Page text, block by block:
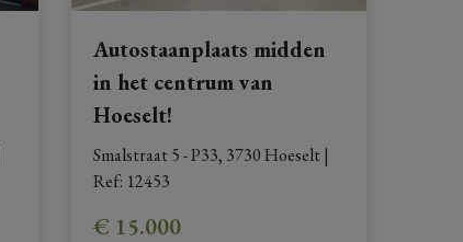
Autostaanplaats midden
in het centrum van
Hoeselt!
Smalstraat 5 - P33, 3730 Hoeselt|
Ref: 12453
€ 15.000